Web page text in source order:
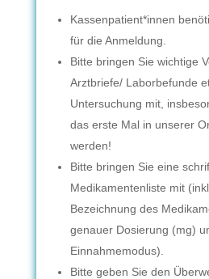
Kassenpatient*innen
für die Anmeldung.
Bitte bringen Sie wichtige
Arztbriefe/ Laborbefunde
Untersuchung mit,
das erste Mal in unserer
werden!
Bitte bringen Sie eine
Medikamentenliste mit
Bezeichnung des
genauer Dosierung (mg)
Einnahmemodus).
Bitte geben Sie den